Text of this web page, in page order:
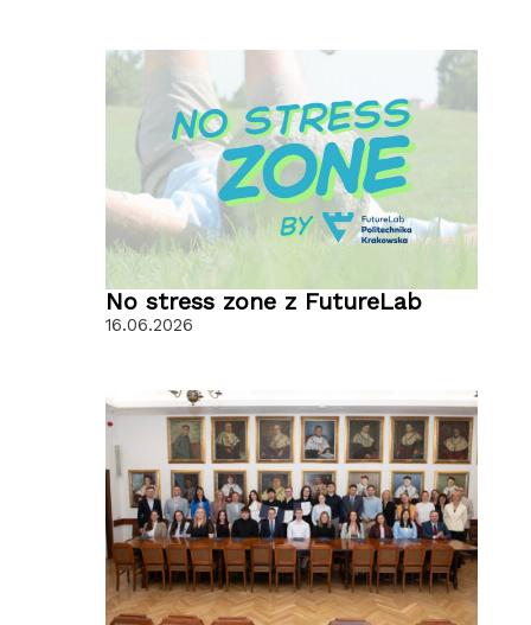
No stress zone z FutureLab
16.06.2026